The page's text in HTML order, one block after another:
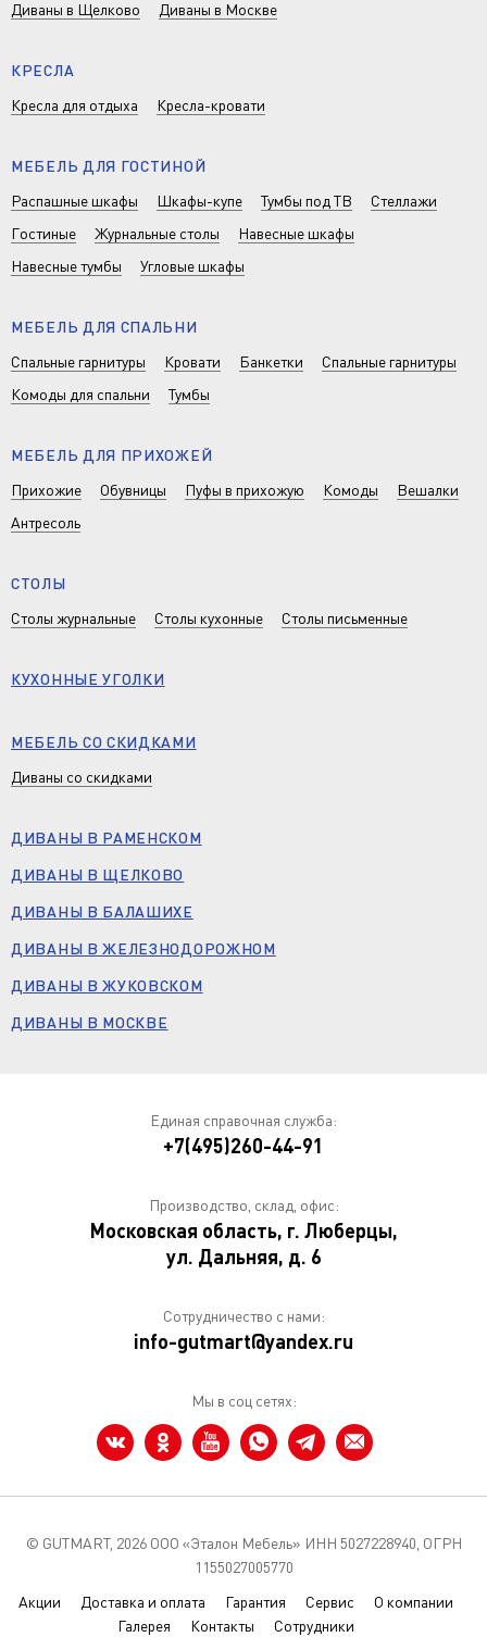
Диваны в Щелково
Диваны в Москве
КРЕСЛА
Кресла для отдыха
Кресла-кровати
МЕБЕЛЬ ДЛЯ ГОСТИНОЙ
Распашные шкафы
Шкафы-купе Тумбы под ТВ
Стеллажи
Гостиные
Журнальные столы
Навесные шкафы
Навесные тумбы
Угловые шкафы
МЕБЕЛЬ ДЛЯ СПАЛЬНИ
Спальные гарнитуры
Кровати Банкетки
Спальные гарнитуры
Комоды для спальни
Тумбы
МЕБЕЛЬ ДЛЯ ПРИХОЖЕЙ
Прихожие
Обувницы Пуфы в прихожую Комоды
Вешалки
Антресоль
СТОЛЫ
Столы журнальные
Столы кухонные Столы письменные
КУХОННЫЕ УГОЛКИ
МЕБЕЛЬ СО СКИДКАМИ
Диваны со скидками
ДИВАНЫ В РАМЕНСКОМ
ДИВАНЫ В ЩЕЛКОВО
ДИВАНЫ В БАЛАШИХЕ
ДИВАНЫ В ЖЕЛЕЗНОДОРОЖНОМ
ДИВАНЫ В ЖУКОВСКОМ
ДИВАНЫ В МОСКВЕ
Единая справочная служба:
+7(495)260-44-91
Производство, склад, офис:
Московская область, г. Люберцы,
ул. Дальняя, д. 6
Сотрудничество с нами:
info-gutmart@yandex.ru
Мы в соц сетях:
© GUTMART, 2026 ООО «Эталон Мебель» ИНН 5027228940, ОГРН
1155027005770
Акции
Доставка и оплата Гарантия Сервис
О компании
Галерея
Контакты Сотрудники